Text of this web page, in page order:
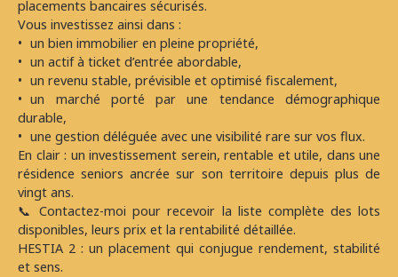
placements bancaires sécurisés.
Vous investissez ainsi dans :
un bien immobilier en pleine propriété,
un actif à ticket d’entrée abordable,
un revenu stable, prévisible et optimisé fiscalement,
un marché porté par une tendance démographique
durable,
une gestion déléguée avec une visibilité rare sur vos flux.
En clair : un investissement serein, rentable et utile, dans une
résidence seniors ancrée sur son territoire depuis plus de
vingt ans.
📞 Contactez-moi pour recevoir la liste complète des lots
disponibles, leurs prix et la rentabilité détaillée.
HESTIA 2 : un placement qui conjugue rendement, stabilité
et sens.